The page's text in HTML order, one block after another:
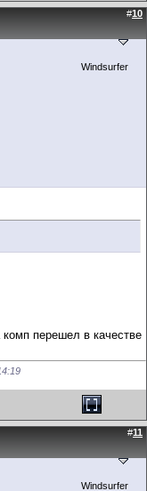
#10
Windsurfer
перешел в качестве
#11
Windsurfer